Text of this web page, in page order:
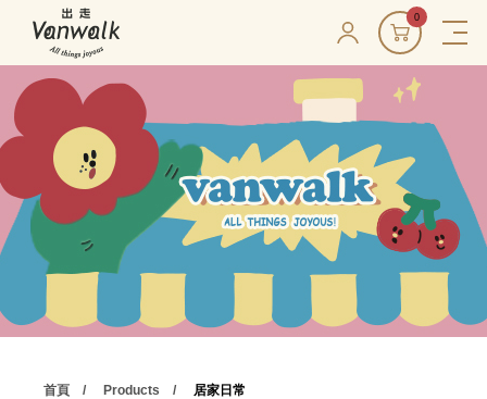
0
首頁 Products 居家日常